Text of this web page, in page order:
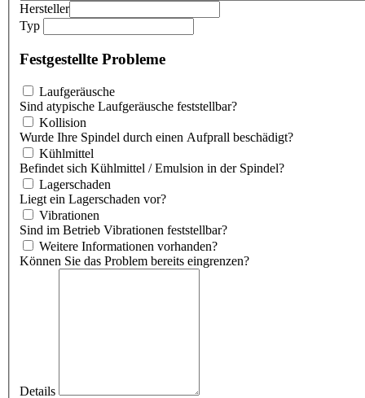
Hersteller
Typ
Festgestellte Probleme
Laufgeräusche
Sind atypische Laufgeräusche feststellbar?
Kollision
Wurde Ihre Spindel durch einen Aufprall beschädigt?
Kühlmittel
Befindet sich Kühlmittel / Emulsion in der Spindel?
Lagerschaden
Liegt ein Lagerschaden vor?
Vibrationen
Sind im Betrieb Vibrationen feststellbar?
Weitere Informationen vorhanden?
Können Sie das Problem bereits eingrenzen?
Details